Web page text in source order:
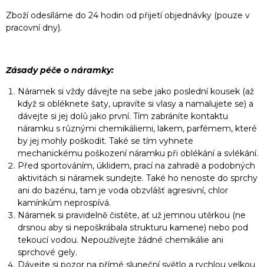
Zboží odesíláme do 24 hodin od přijetí objednávky (pouze v
pracovní dny).
Zásady péče o náramky:
Náramek si vždy dávejte na sebe jako poslední kousek (až
když si obléknete šaty, upravíte si vlasy a namalujete se) a
dávejte si jej dolů jako první. Tím zabráníte kontaktu
náramku s různými chemikáliemi, lakem, parfémem, které
by jej mohly poškodit. Také se tím vyhnete
mechanickému poškození náramku při oblékání a svlékání.
Před sportováním, úklidem, prací na zahradě a podobných
aktivitách si náramek sundejte. Také ho nenoste do sprchy
ani do bazénu, tam je voda obzvlášť agresivní, chlor
kamínkům neprospívá.
Náramek si pravidelně čistěte, ať už jemnou utěrkou (ne
drsnou aby si nepoškrábala strukturu kamene) nebo pod
tekoucí vodou. Nepoužívejte žádné chemikálie ani
sprchové gely.
Dávejte si pozor na přímé sluneční světlo a rychlou velkou